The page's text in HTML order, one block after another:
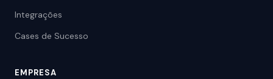
Integrações
Cases de Sucesso
EMPRESA